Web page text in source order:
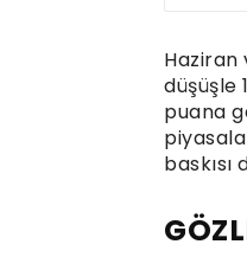
Haziran
düşüşle
puana